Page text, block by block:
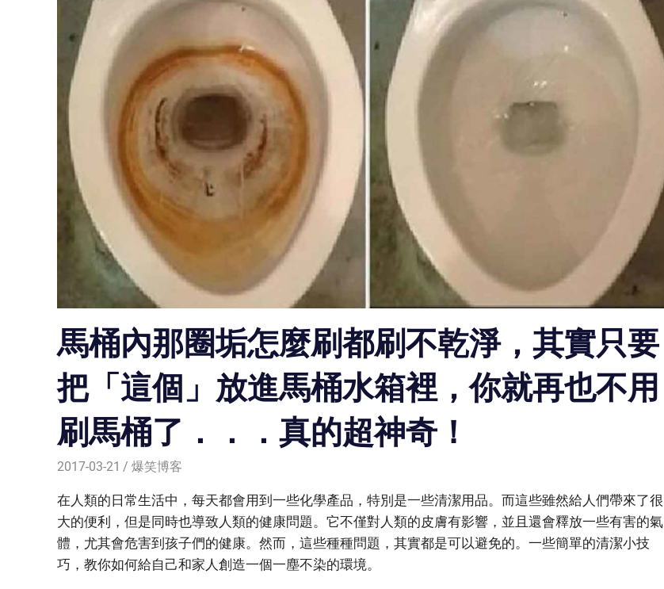
馬桶內那圈垢怎麼刷都刷不乾淨，其實只要
把「這個」放進馬桶水箱裡，你就再也不用
刷馬桶了．．．真的超神奇！
2017-03-21 爆笑博客
在人類的日常生活中，每天都會用到一些化學產品，特別是一些清潔用品。而這些雖然給人們帶來了很
大的便利，但是同時也導致人類的健康問題。它不僅對人類的皮膚有影響，並且還會釋放一些有害的氣
體，尤其會危害到孩子們的健康。然而，這些種種問題，其實都是可以避免的。一些簡單的清潔小技
巧，教你如何給自己和家人創造一個一塵不染的環境。